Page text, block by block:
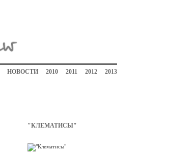
НОВОСТИ 2010 2011 2012 2013
"КЛЕМАТИСЫ"